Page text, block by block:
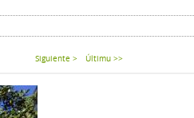
Siguiente > Últimu >>